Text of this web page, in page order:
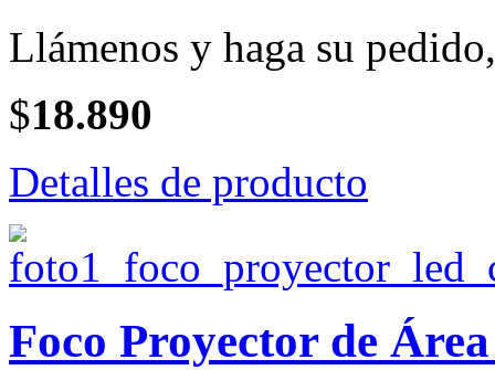
Llámenos y haga su
$18.890
Detalles de producto
Foco Proyector de